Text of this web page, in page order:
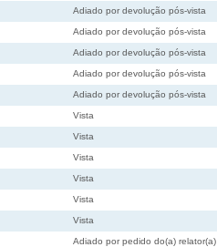
Adiado por devolução pós-vista
Adiado por devolução pós-vista
Adiado por devolução pós-vista
Adiado por devolução pós-vista
Adiado por devolução pós-vista
Vista
Vista
Vista
Vista
Vista
Vista
Adiado por pedido do(a) relator(a)